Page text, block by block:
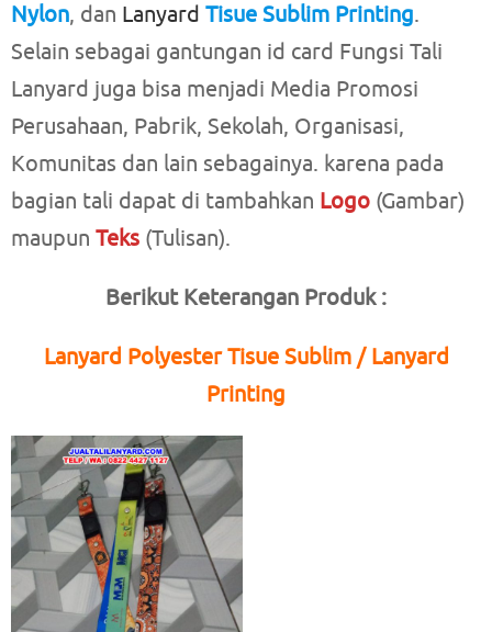
Nylon, dan Lanyard Tisue Sublim Printing.
Selain sebagai gantungan id card Fungsi Tali
Lanyard juga bisa menjadi Media Promosi
Perusahaan, Pabrik, Sekolah, Organisasi,
Komunitas dan lain sebagainya. karena pada
bagian tali dapat di tambahkan Logo (Gambar)
maupun Teks (Tulisan).
Berikut Keterangan Produk :
Lanyard Polyester Tisue Sublim / Lanyard
Printing